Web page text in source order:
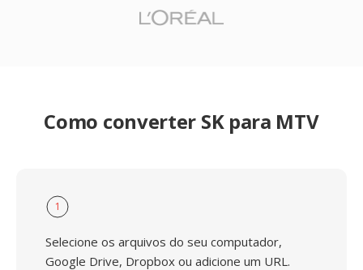
Como converter SK para MTV
1
Selecione os arquivos do seu computador,
Google Drive, Dropbox ou adicione um URL.